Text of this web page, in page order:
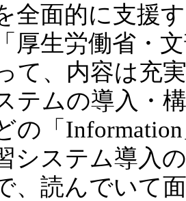
全面的に支援
厚生労働省・
て、内容は充
テムの導入・
の「
システム導入
、読んでいて